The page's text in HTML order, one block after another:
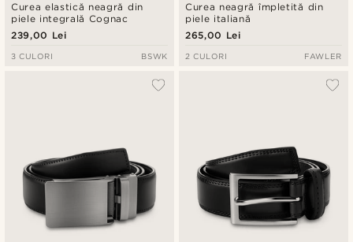
Curea elastică neagră din
piele integrală Cognac
239,00 Lei
3 CULORI BSWK
Curea neagră împletită din
piele italiană
265,00 Lei
2 CULORI FAWLER